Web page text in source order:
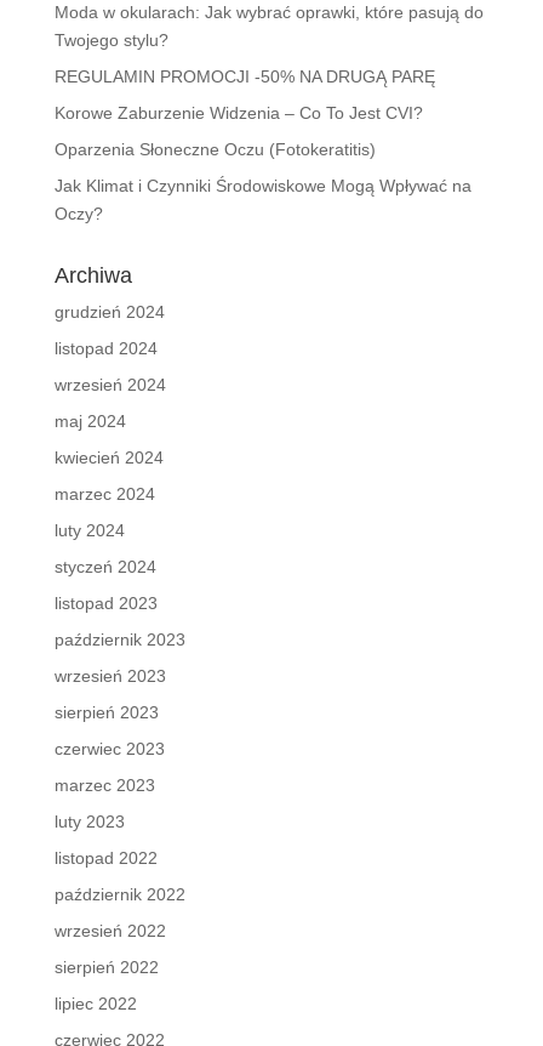
Moda w okularach: Jak wybrać oprawki, które pasują do
Twojego stylu?
REGULAMIN PROMOCJI -50% NA DRUGĄ PARĘ
Korowe Zaburzenie Widzenia – Co To Jest CVI?
Oparzenia Słoneczne Oczu (Fotokeratitis)
Jak Klimat i Czynniki Środowiskowe Mogą Wpływać na
Oczy?
Archiwa
grudzień 2024
listopad 2024
wrzesień 2024
maj 2024
kwiecień 2024
marzec 2024
luty 2024
styczeń 2024
listopad 2023
październik 2023
wrzesień 2023
sierpień 2023
czerwiec 2023
marzec 2023
luty 2023
listopad 2022
październik 2022
wrzesień 2022
sierpień 2022
lipiec 2022
czerwiec 2022